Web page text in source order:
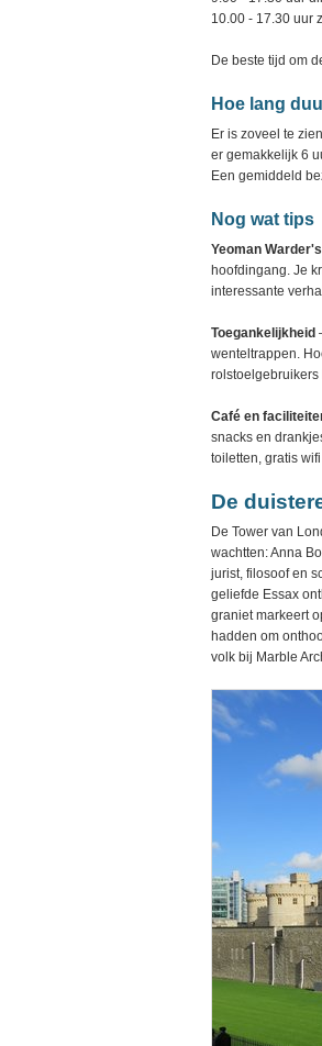
10.00 - 17.30 uur
De beste tijd om
Hoe lang
Er is zoveel te
er gemakkelijk 6
Een gemiddeld
Nog wat tips
Yeoman
hoofdingang. Je
interessante
Toegankelijkheid
wenteltrappen.
rolstoelgebruikers
Café en
snacks en
toiletten, gratis
De
De Tower van
wachtten: Anna
jurist, filosoof en
geliefde Essax
graniet markeert
hadden om
volk bij Marble